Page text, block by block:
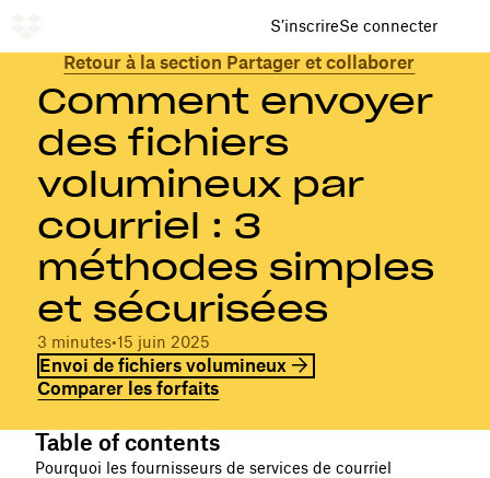
S’inscrireSe connecter
Retour à la section Partager et collaborer
Comment envoyer
des fichiers
volumineux par
courriel : 3
méthodes simples
et sécurisées
3 minutes•15 juin 2025
Envoi de fichiers volumineux
Comparer les forfaits
Table of contents
Pourquoi les fournisseurs de services de courriel